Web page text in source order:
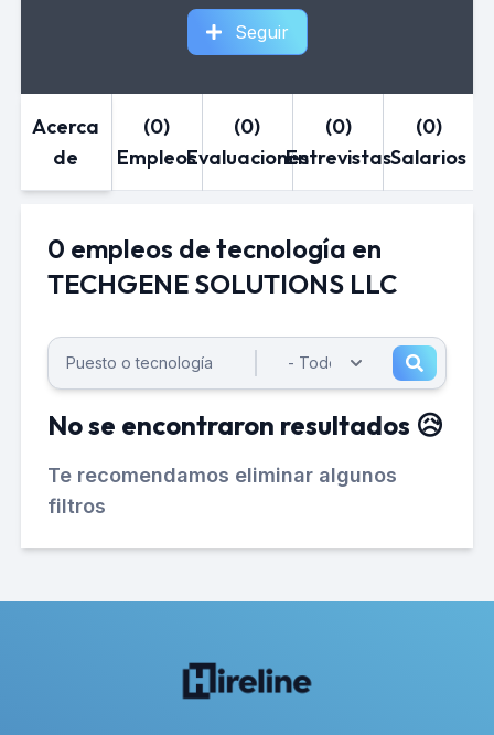
Seguir
Acerca
de
(0)
Empleos
(0)
Evaluaciones
(0)
Entrevistas
(0)
Salarios
0 empleos de tecnología en
TECHGENE SOLUTIONS LLC
No se encontraron resultados 😥
Te recomendamos eliminar algunos
filtros